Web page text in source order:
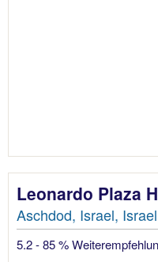
Leonardo Plaza
Aschdod, Israel, Israel
5.2 - 85 %